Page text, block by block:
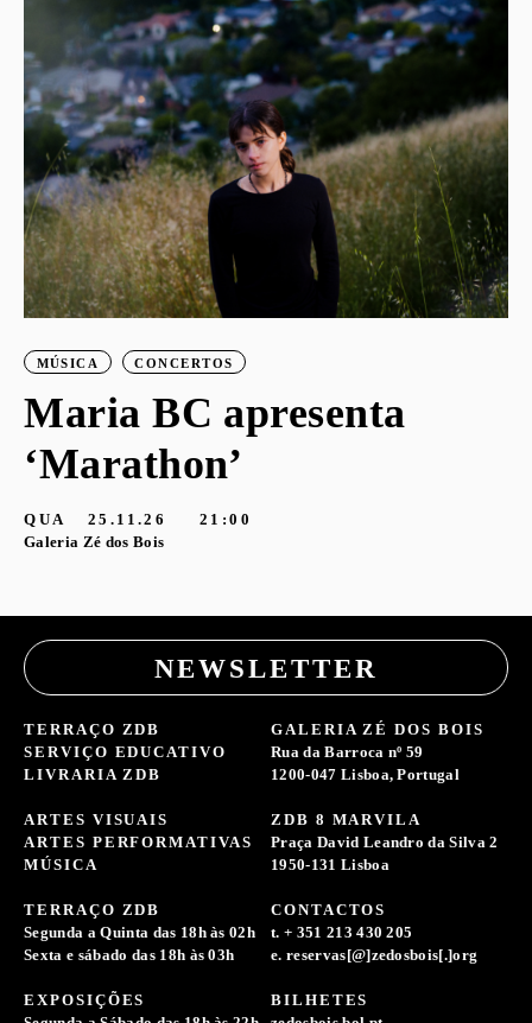
MÚSICA CONCERTOS
Maria BC apresenta
‘Marathon’
QUA 25.11.26
21:00
Galeria Zé dos Bois
NEWSLETTER
TERRAÇO ZDB
SERVIÇO EDUCATIVO
LIVRARIA ZDB
ARTES VISUAIS
ARTES PERFORMATIVAS
MÚSICA
GALERIA ZÉ DOS BOIS
Rua da Barroca nº 59
1200-047 Lisboa, Portugal
ZDB 8 MARVILA
Praça David Leandro da Silva 2
1950-131 Lisboa
TERRAÇO ZDB
Segunda a Quinta das 18h às 02h
Sexta e sábado das 18h às 03h
EXPOSIÇÕES
CONTACTOS
t. + 351 213 430 205
e. reservas[@]zedosbois[.]org
BILHETES